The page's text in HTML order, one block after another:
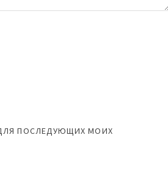
ДЛЯ ПОСЛЕДУЮЩИХ МОИХ